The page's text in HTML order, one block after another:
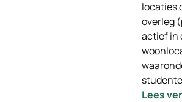
locaties
overleg
actief in
Lees